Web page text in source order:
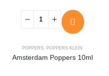
POPPERS, POPPERS KLEIN
Amsterdam Poppers 10ml